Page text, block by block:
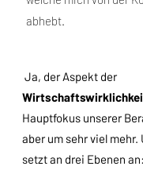
abhebt.
Ja, der Aspekt der
Hauptfokus unserer
aber um sehr viel mehr.
setzt an drei Ebenen an: